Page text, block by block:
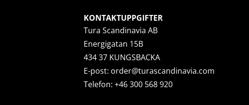
KONTAKTUPPGIFTER
Tura Scandinavia AB
Energigatan 15B
434 37 KUNGSBACKA
E-post: order@turascandinavia.com
Telefon: +46 300 568 920